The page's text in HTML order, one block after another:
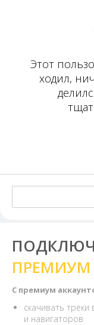
Этот
ходил,
ПРЕМИУМ
С премиум
скачивать
и навигаторов